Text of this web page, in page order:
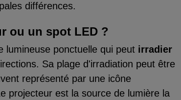
différences.
ou un spot LED ?
lumineuse ponctuelle qui peut irradier
Sa plage d'irradiation peut être
représenté par une icône
projecteur est la source de lumière la